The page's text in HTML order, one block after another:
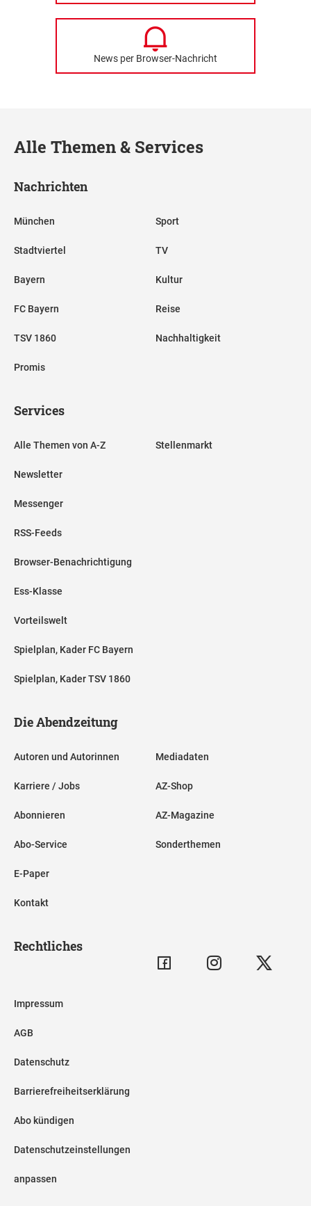
News per Browser-Nachricht
Alle Themen & Services
Nachrichten
München
Stadtviertel
Bayern
FC Bayern
TSV 1860
Promis
Sport
TV
Kultur
Reise
Nachhaltigkeit
Services
Alle Themen von A-Z
Newsletter
Messenger
RSS-Feeds
Browser-Benachrichtigung
Ess-Klasse
Vorteilswelt
Spielplan, Kader FC Bayern
Spielplan, Kader TSV 1860
Stellenmarkt
Die Abendzeitung
Autoren und Autorinnen
Karriere / Jobs
Abonnieren
Abo-Service
E-Paper
Kontakt
Mediadaten
AZ-Shop
AZ-Magazine
Sonderthemen
Rechtliches
Impressum
AGB
Datenschutz
Barrierefreiheitserklärung
Abo kündigen
Datenschutzeinstellungen
anpassen